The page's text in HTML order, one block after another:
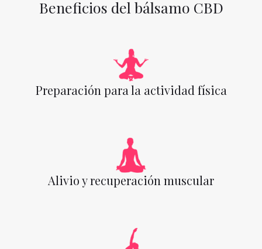
Beneficios del bálsamo CBD
Preparación para la actividad física
Alivio y recuperación muscular